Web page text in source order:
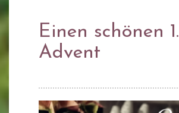
Einen schönen 1.
Advent